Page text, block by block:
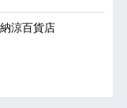
涼百貨店